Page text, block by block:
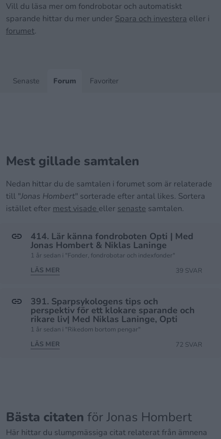
Vill du läsa mer om fondrobotar och automatiskt
sparande hittar du mer under Spara och investera eller i
forumet.
Senaste Forum Favoriter
Mest gillade samtalen
Nedan hittar du de samtalen i forumet som är relaterade
till "Jonas Hombert" sorterade efter antal likes. Sortera
istället efter mest visade eller senaste samtalen.
414. Lär känna fondroboten Opti | Med
Jonas Hombert & Niklas Laninge
1 år sedan i "Fonder, fondrobotar och indexfonder"
39 SVAR
LÄS MER
391. Sparpsykologens tips och
perspektiv för ett klokare sparande och
rikare liv| Med Niklas Laninge, Opti
1 år sedan i "Rikedom bortom pengar"
72 SVAR
LÄS MER
Bästa citaten för Jonas Hombert
Här hittar du slumpmässiga citat relaterat från ämnena